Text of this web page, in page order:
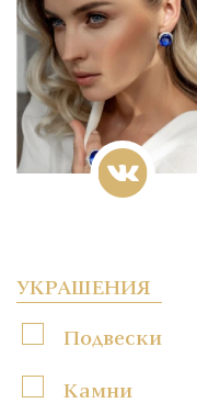
УКРАШЕНИЯ
Подвески
Камни